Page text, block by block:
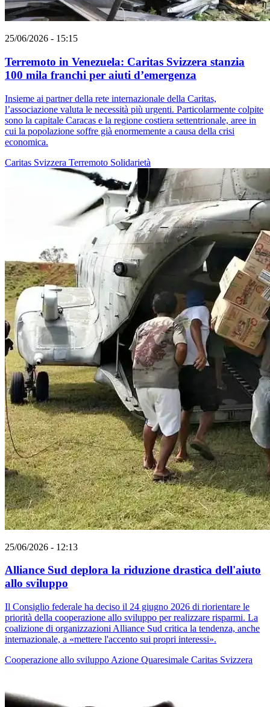
25/06/2026 - 15:15
Terremoto in Venezuela: Caritas Svizzera stanzia
100 mila franchi per aiuti d’emergenza
Insieme ai partner della rete internazionale della Caritas,
l’associazione valuta le necessità più urgenti. Particolarmente colpite
sono la capitale Caracas e la regione costiera settentrionale, aree in
cui la popolazione soffre già enormemente a causa della crisi
economica.
Caritas Svizzera Terremoto Solidarietà
25/06/2026 - 12:13
Alliance Sud deplora la riduzione drastica dell'aiuto
allo sviluppo
Il Consiglio federale ha deciso il 24 giugno 2026 di riorientare le
priorità della cooperazione allo sviluppo per realizzare risparmi. La
coalizione di organizzazioni Alliance Sud critica la tendenza, anche
internazionale, a «mettere l'accento sui propri interessi».
Cooperazione allo sviluppo Azione Quaresimale Caritas Svizzera